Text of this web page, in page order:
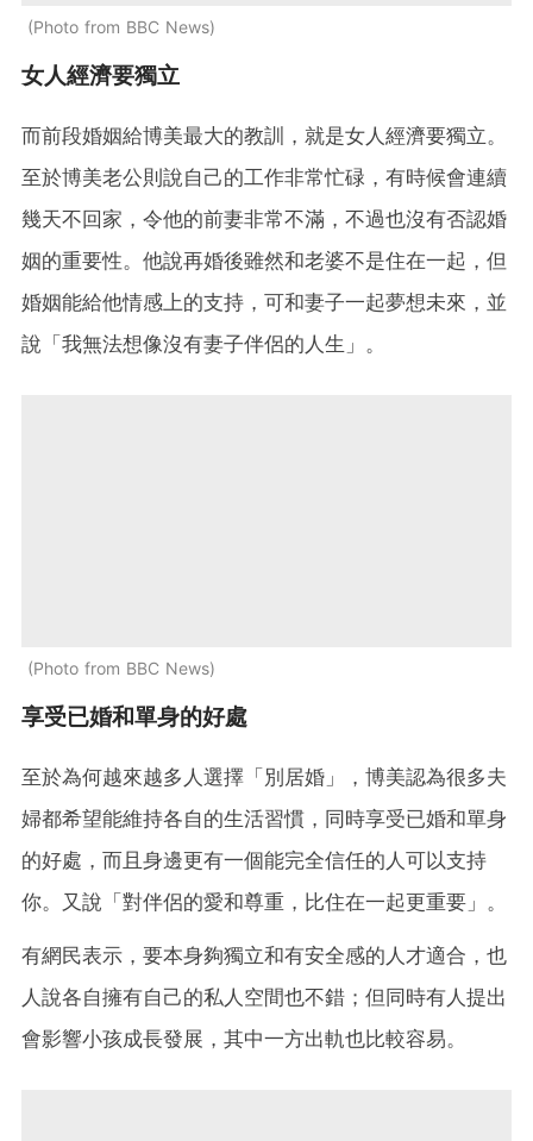
Photo from BBC News
女人經濟要獨立
而前段婚姻給博美最大的教訓，就是女人經濟要獨立。
至於博美老公則說自己的工作非常忙碌，有時候會連續
幾天不回家，令他的前妻非常不滿，不過也沒有否認婚
姻的重要性。他說再婚後雖然和老婆不是住在一起，但
婚姻能給他情感上的支持，可和妻子一起夢想未來，並
說「我無法想像沒有妻子伴侶的人生」。
Photo from BBC News
享受已婚和單身的好處
至於為何越來越多人選擇「別居婚」，博美認為很多夫
婦都希望能維持各自的生活習慣，同時享受已婚和單身
的好處，而且身邊更有一個能完全信任的人可以支持
你。又說「對伴侶的愛和尊重，比住在一起更重要」。
有網民表示，要本身夠獨立和有安全感的人才適合，也
人說各自擁有自己的私人空間也不錯；但同時有人提出
會影響小孩成長發展，其中一方出軌也比較容易。